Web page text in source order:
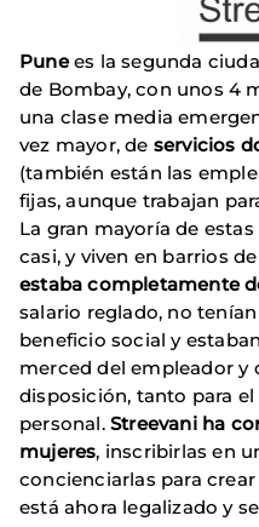
Punees la segunda
de Bombay, con unos 4
una clase media
vez mayor, de servicios
(también están las
fijas, aunque trabajan
La gran mayoría de
casi, y viven en barrios
estaba completamente
salario reglado, no
beneficio social y
merced del empleador y
disposición, tanto para
personal. Streevani ha
mujeres, inscribirlas en
concienciarlas para crear
está ahora legalizado y